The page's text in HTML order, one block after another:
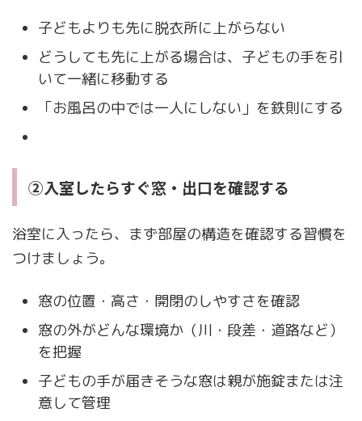
子どもよりも先に脱衣所に上がらない
どうしても先に上がる場合は、子どもの手を引
いて一緒に移動する
「お風呂の中では一人にしない」を鉄則にする
②入室したらすぐ窓・出口を確認する
浴室に入ったら、まず部屋の構造を確認する習慣を
つけましょう。
窓の位置・高さ・開閉のしやすさを確認
窓の外がどんな環境か（川・段差・道路など）
を把握
子どもの手が届きそうな窓は親が施錠または注
意して管理